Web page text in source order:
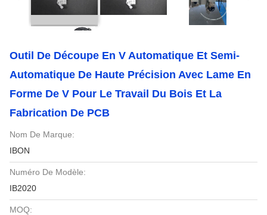
Outil De Découpe En V Automatique Et Semi-
Automatique De Haute Précision Avec Lame En
Forme De V Pour Le Travail Du Bois Et La
Fabrication De PCB
Nom De Marque:
IBON
Numéro De Modèle:
IB2020
MOQ: